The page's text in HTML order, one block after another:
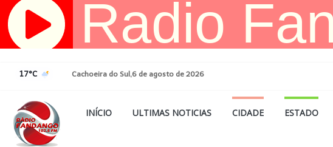
Pular
para
17°C Cachoeira do Sul,6 de agosto de 2026
INÍCIO ULTIMAS NOTICIAS CIDADE ESTADO